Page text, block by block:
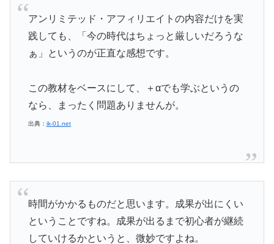
アンリミテッド・アフィリエイトの内容だけを実
践しても、「今の時代はちょっと厳しいだろうな
ぁ」というのが正直な感想です。
この教材をベースにして、＋αでも学ぶというの
なら、まったく問題ありませんが。
出典： ik-01.net
時間がかかるものだと思います。成果が出にくい
ということですね。成果が出るまで初心者が継続
していけるかというと、微妙ですよね。